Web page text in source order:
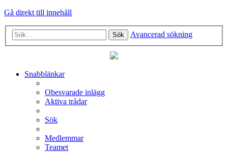
Gå direkt till innehåll
Sök Avancerad sökning
Snabblänkar
Obesvarade inlägg
Aktiva trådar
Sök
Medlemmar
Teamet